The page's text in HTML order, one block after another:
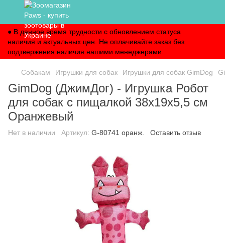
● В данное время трудности с обновлением статуса
наличия и актуальных цен. Не оплачивайте заказ без
подтвержения наличия нашими менеджерами.
Собакам Игрушки для собак Игрушки для собак GimDog
GimDog (ДжимДог) - Игрушка Робот
для собак с пищалкой 38х19х5,5 см
Оранжевый
Нет в наличии Артикул: G-80741 оранж. Оставить отзыв